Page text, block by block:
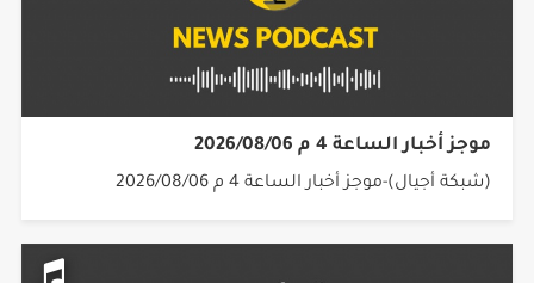
موجز أخبار الساعة 4 م 2026/08/06
(شبكة أجيال)-موجز أخبار الساعة 4 م 2026/08/06